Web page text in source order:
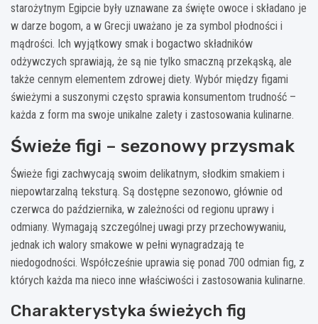
starożytnym Egipcie były uznawane za święte owoce i składano je
w darze bogom, a w Grecji uważano je za symbol płodności i
mądrości. Ich wyjątkowy smak i bogactwo składników
odżywczych sprawiają, że są nie tylko smaczną przekąską, ale
także cennym elementem zdrowej diety. Wybór między figami
świeżymi a suszonymi często sprawia konsumentom trudność –
każda z form ma swoje unikalne zalety i zastosowania kulinarne.
Świeże figi – sezonowy przysmak
Świeże figi zachwycają swoim delikatnym, słodkim smakiem i
niepowtarzalną teksturą. Są dostępne sezonowo, głównie od
czerwca do października, w zależności od regionu uprawy i
odmiany. Wymagają szczególnej uwagi przy przechowywaniu,
jednak ich walory smakowe w pełni wynagradzają te
niedogodności. Współcześnie uprawia się ponad 700 odmian fig, z
których każda ma nieco inne właściwości i zastosowania kulinarne.
Charakterystyka świeżych fig